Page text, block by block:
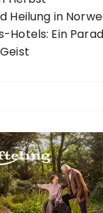
Heilung in
Hotels: Ein